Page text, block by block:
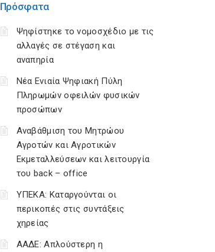
Πρόσφατα
Ψηφίστηκε το νομοσχέδιο με τις
αλλαγές σε στέγαση και
αναπηρία
Νέα Ενιαία Ψηφιακή Πύλη
Πληρωμών οφειλών φυσικών
προσώπων
Αναβάθμιση του Μητρώου
Αγροτών και Αγροτικών
Εκμεταλλεύσεων και λειτουργία
του back – office
ΥΠΕΚΑ: Καταργούνται οι
περικοπές στις συντάξεις
χηρείας
ΑΑΔΕ: Απλούστερη η